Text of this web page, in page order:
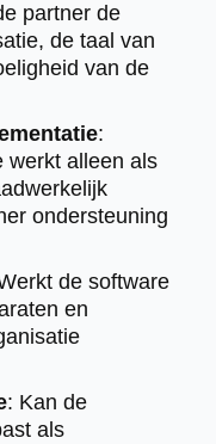
partner de
de taal van
van de
:
werkt alleen als
ondersteuning
de software
en
: Kan de
als